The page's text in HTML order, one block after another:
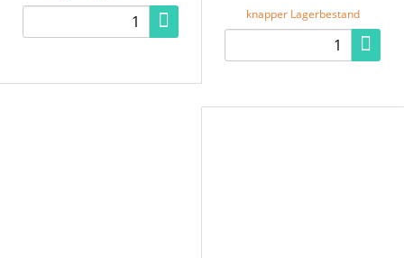
knapper Lagerbestand